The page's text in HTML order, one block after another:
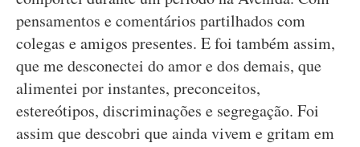
pensamentos e comentários partilhados com
colegas e amigos presentes. E foi também assim,
que me desconectei do amor e dos demais, que
alimentei por instantes, preconceitos,
estereótipos, discriminações e segregação. Foi
assim que descobri que ainda vivem e gritam em